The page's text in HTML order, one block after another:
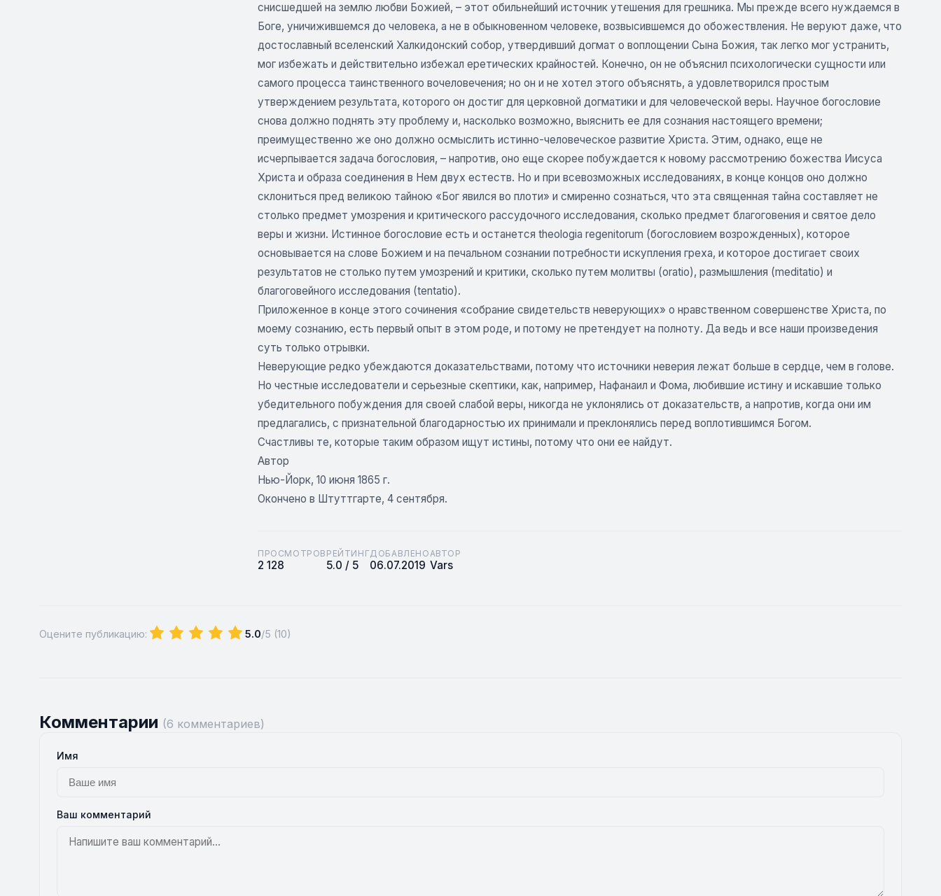
снисшедшей на землю любви Божией, – этот обильнейший источник утешения для грешника. Мы прежде всего нуждаемся в
Боге, уничижившемся до человека, а не в обыкновенном человеке, возвысившемся до обожествления. Не веруют даже, что
достославный вселенский Халкидонский собор, утвердивший догмат о воплощении Сына Божия, так легко мог устранить,
мог избежать и действительно избежал еретических крайностей. Конечно, он не объяснил психологически сущности или
самого процесса таинственного вочеловечения; но он и не хотел этого объяснять, а удовлетворился простым
утверждением результата, которого он достиг для церковной догматики и для человеческой веры. Научное богословие
снова должно поднять эту проблему и, насколько возможно, выяснить ее для сознания настоящего времени;
преимущественно же оно должно осмыслить истинно-человеческое развитие Христа. Этим, однако, еще не
исчерпывается задача богословия, – напротив, оно еще скорее побуждается к новому рассмотрению божества Иисуса
Христа и образа соединения в Нем двух естеств. Но и при всевозможных исследованиях, в конце концов оно должно
склониться пред великою тайною «Бог явился во плоти» и смиренно сознаться, что эта священная тайна составляет не
столько предмет умозрения и критического рассудочного исследования, сколько предмет благоговения и святое дело
веры и жизни. Истинное богословие есть и останется theologia regenitorum (богословием возрожденных), которое
основывается на слове Божием и на печальном сознании потребности искупления греха, и которое достигает своих
результатов не столько путем умозрений и критики, сколько путем молитвы (oratio), размышления (meditatio) и
благоговейного исследования (tentatio).
Приложенное в конце этого сочинения «собрание свидетельств неверующих» о нравственном совершенстве Христа, по
моему сознанию, есть первый опыт в этом роде, и потому не претендует на полноту. Да ведь и все наши произведения
суть только отрывки.
Неверующие редко убеждаются доказательствами, потому что источники неверия лежат больше в сердце, чем в голове.
Но честные исследователи и серьезные скептики, как, например, Нафанаил и Фома, любившие истину и искавшие только
убедительного побуждения для своей слабой веры, никогда не уклонялись от доказательств, а напротив, когда они им
предлагались, с признательной благодарностью их принимали и преклонялись перед воплотившимся Богом.
Счастливы те, которые таким образом ищут истины, потому что они ее найдут.
Автор
Нью-Йорк, 10 июня 1865 г.
Окончено в Штуттгарте, 4 сентября.
ПРОСМОТРОВ
2 128
РЕЙТИНГ
5.0 / 5
ДОБАВЛЕНО
06.07.2019
АВТОР
Vars
Оцените публикацию: 5.0/5 (10)
Комментарии (6 комментариев)
Имя
Ваш комментарий